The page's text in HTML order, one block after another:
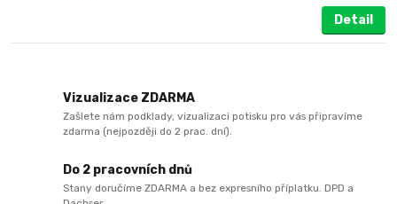
Detail
Vizualizace ZDARMA
Zašlete nám podklady, vizualizaci potisku pro vás připravíme
zdarma (nejpozději do 2 prac. dní).
Do 2 pracovních dnů
Stany doručíme ZDARMA a bez expresního příplatku. DPD a